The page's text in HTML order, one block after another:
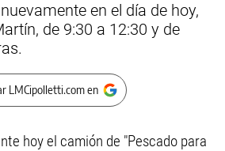
en el día de hoy,
de 9:30 a 12:30 y de
LMCipolletti.com en
hoy el camión de "Pescado para